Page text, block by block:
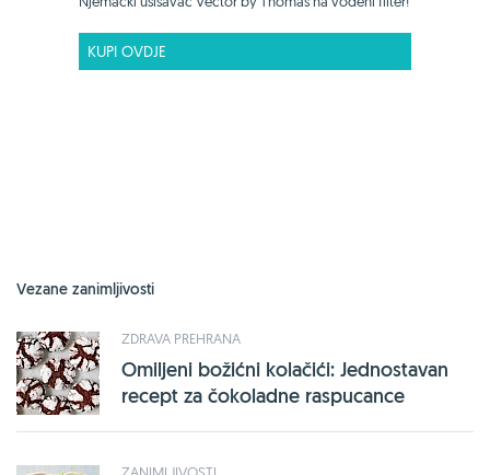
KUPI OVDJE
Vezane zanimljivosti
ZDRAVA PREHRANA
Omiljeni božićni kolačići: Jednostavan
recept za čokoladne raspucance